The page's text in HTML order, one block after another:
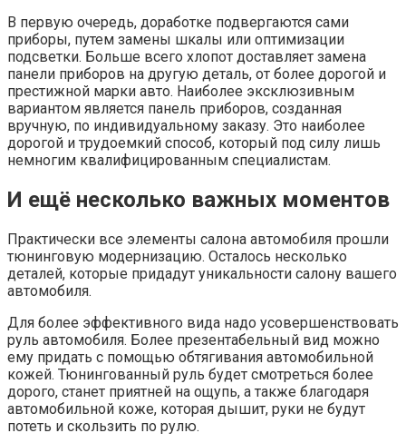
В первую очередь, доработке подвергаются сами
приборы, путем замены шкалы или оптимизации
подсветки. Больше всего хлопот доставляет замена
панели приборов на другую деталь, от более дорогой и
престижной марки авто. Наиболее эксклюзивным
вариантом является панель приборов, созданная
вручную, по индивидуальному заказу. Это наиболее
дорогой и трудоемкий способ, который под силу лишь
немногим квалифицированным специалистам.
И ещё несколько важных моментов
Практически все элементы салона автомобиля прошли
тюнинговую модернизацию. Осталось несколько
деталей, которые придадут уникальности салону вашего
автомобиля.
Для более эффективного вида надо усовершенствовать
руль автомобиля. Более презентабельный вид можно
ему придать с помощью обтягивания автомобильной
кожей. Тюнингованный руль будет смотреться более
дорого, станет приятней на ощупь, а также благодаря
автомобильной коже, которая дышит, руки не будут
потеть и скользить по рулю.